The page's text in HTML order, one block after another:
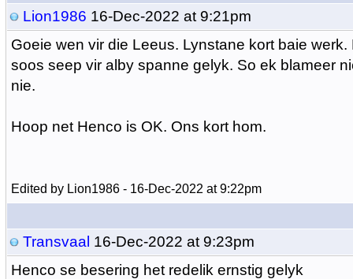
Lion1986 16-Dec-2022 at 9:21pm
Goeie wen vir die Leeus. Lynstane kort baie werk.
soos seep vir alby spanne gelyk. So ek blameer
nie.
Hoop net Henco is OK. Ons kort hom.
Edited by Lion1986 - 16-Dec-2022 at 9:22pm
Transvaal 16-Dec-2022 at 9:23pm
Henco se besering het redelik ernstig gelyk